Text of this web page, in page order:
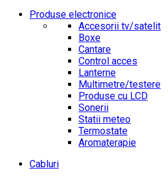
Produse electronice
Accesorii tv/satelit
Boxe
Cantare
Control acces
Lanterne
Multimetre/testere
Produse cu LCD
Sonerii
Statii meteo
Termostate
Aromaterapie
Cabluri